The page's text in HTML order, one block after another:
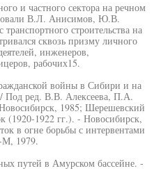
и частного сектора на речном
В.Л. Анисимов, Ю.В.
строительства на
сквозь призму личного
инженеров,
рабочих15.
войны в Сибири и на
Под ред. В.В. Алексеева, П.А.
1985; Шерешевский
(1920-1922 гг.). - Новосибирск,
в огне борьбы с интервентами
М, 1979.
путей в Амурском бассейне. -